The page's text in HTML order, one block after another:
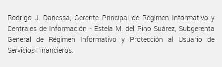
Rodrigo J. Danessa, Gerente Principal de Régimen Informativo y
Centrales de Información - Estela M. del Pino Suárez, Subgerenta
General de Régimen Informativo y Protección al Usuario de
Servicios Financieros.